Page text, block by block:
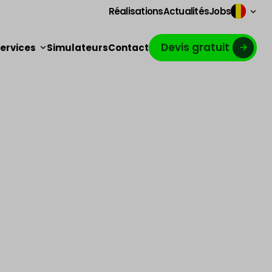
RéalisationsActualitésJobs
SimulateursContact Devis gratuit